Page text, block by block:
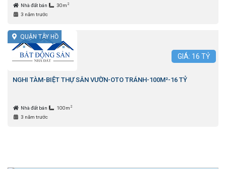
Nhà đất bán 30m 2
3 năm trước
QUẬN TÂY HỒ
GIÁ: 16 TỶ
NGHI TÀM-BIỆT THỰ SÂN VƯỜN-OTO TRÁNH-100M²-16 TỶ
Nhà đất bán 100m 2
3 năm trước